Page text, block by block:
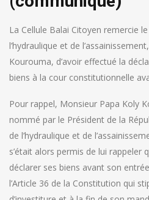
La Cellule Balai Citoyen remercie
l’hydraulique et de
Kourouma, d’avoir effectué la
biens à la cour constitutionnelle
Pour rappel, Monsieur Papa Koly
nommé par le Président de la
de l’hydraulique et de
s’était alors permis de lui rappeler
déclarer ses biens avant son
l’Article 36 de la Constitution qui